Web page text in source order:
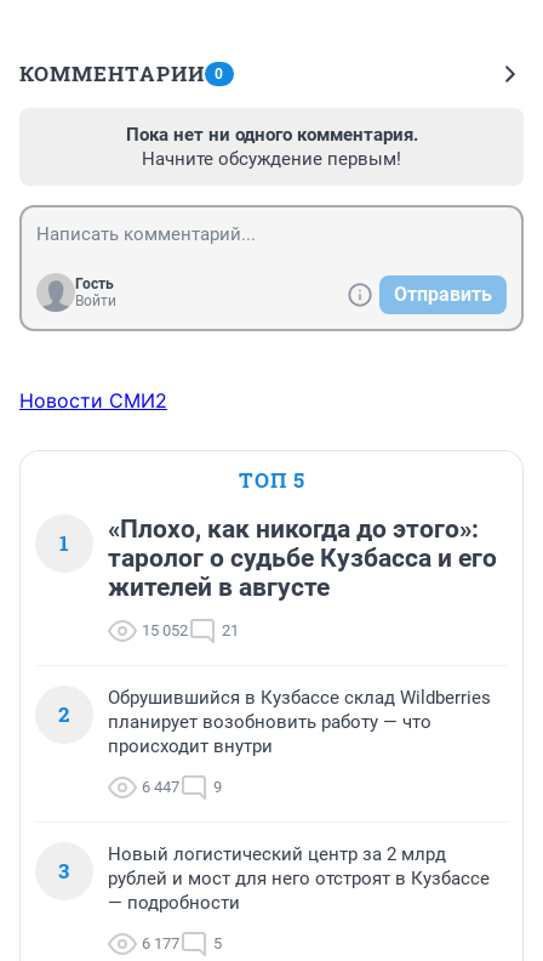
КОММЕНТАРИИ 0
Пока нет ни одного комментария.
Начните обсуждение первым!
Гость
Войти
Отправить
Новости СМИ2
ТОП 5
1
«Плохо, как никогда до этого»:
таролог о судьбе Кузбасса и его
жителей в августе
15 052 21
2
Обрушившийся в Кузбассе склад Wildberries
планирует возобновить работу — что
происходит внутри
6 447 9
3
Новый логистический центр за 2 млрд
рублей и мост для него отстроят в Кузбассе
— подробности
6 177 5